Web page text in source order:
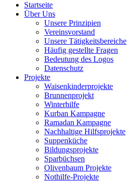
Startseite
Über Uns
Unsere Prinzipien
Vereinsvorstand
Unsere Tätigkeitsbereiche
Häufig gestellte Fragen
Bedeutung des Logos
Datenschutz
Projekte
Waisenkinderprojekte
Brunnenprojekt
Winterhilfe
Kurban Kampagne
Ramadan Kampagne
Nachhaltige Hilfsprojekte
Suppenküche
Bildungsprojekte
Sparbüchsen
Olivenbaum Projekte
Nothilfe-Projekte